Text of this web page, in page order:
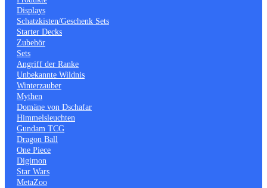
Displays
Schatzkisten/Geschenk Sets
Starter Decks
Zubehör
Sets
Angriff der Ranke
Unbekannte Wildnis
Winterzauber
Mythen
Domäne von Dschafar
Himmelsleuchten
Gundam TCG
Dragon Ball
One Piece
Digimon
Star Wars
MetaZoo